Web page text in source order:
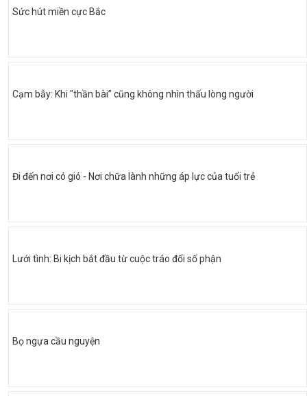
Sức hút miền cực Bắc
Cạm bẫy: Khi "thần bài” cũng không nhìn thấu lòng người
Đi đến nơi có gió - Nơi chữa lành những áp lực của tuổi trẻ
Lưới tình: Bi kịch bắt đầu từ cuộc tráo đổi số phận
Bọ ngựa cầu nguyện